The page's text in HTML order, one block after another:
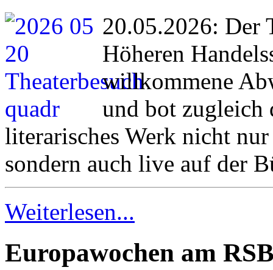
20.05.2026: Der
Höheren
willkommene
und bot zugleich
literarisches Werk nicht
sondern auch live auf der
Weiterlesen...
Europawochen am